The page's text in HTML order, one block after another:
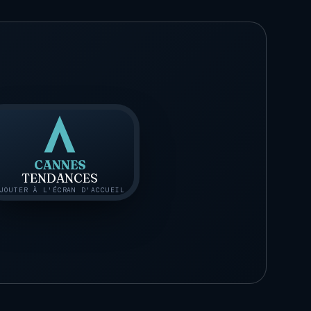
CANNES
TENDANCES
À L'ÉCRAN D'ACCUEIL